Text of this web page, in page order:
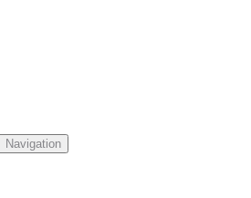
Navigation